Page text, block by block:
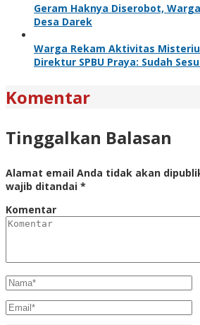
Geram Haknya Diserobot,
Desa Darek
Warga Rekam Aktivitas
Direktur SPBU Praya: Sudah
Komentar
Tinggalkan Balasan
Alamat email Anda tidak akan
wajib ditandai *
Komentar